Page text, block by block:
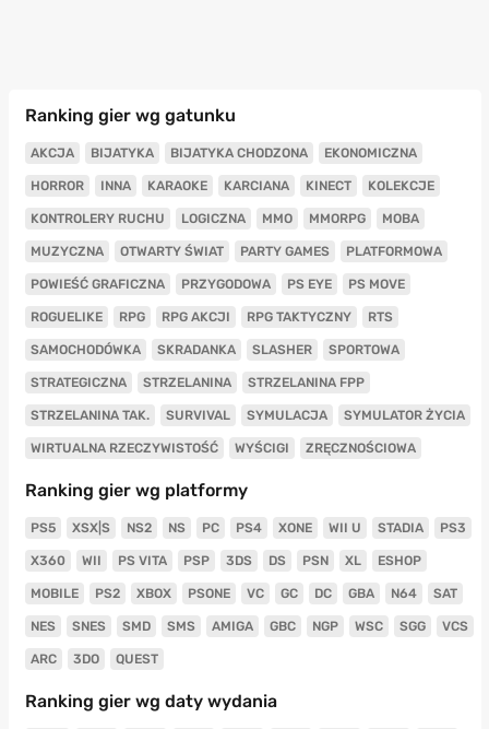
Ranking gier wg gatunku
AKCJA BIJATYKA BIJATYKA CHODZONA EKONOMICZNA
HORROR INNA KARAOKE KARCIANA KINECT KOLEKCJE
KONTROLERY RUCHU LOGICZNA MMO MMORPG MOBA
MUZYCZNA OTWARTY ŚWIAT PARTY GAMES PLATFORMOWA
POWIEŚĆ GRAFICZNA PRZYGODOWA PS EYE PS MOVE
ROGUELIKE RPG RPG AKCJI RPG TAKTYCZNY RTS
SAMOCHODÓWKA SKRADANKA SLASHER SPORTOWA
STRATEGICZNA STRZELANINA STRZELANINA FPP
STRZELANINA TAK. SURVIVAL SYMULACJA SYMULATOR ŻYCIA
WIRTUALNA RZECZYWISTOŚĆ WYŚCIGI ZRĘCZNOŚCIOWA
Ranking gier wg platformy
PS5 XSX|S NS2 NS PC PS4 XONE WII U STADIA PS3
X360 WII PS VITA PSP 3DS DS PSN XL ESHOP
MOBILE PS2 XBOX PSONE VC GC DC GBA N64 SAT
NES SNES SMD SMS AMIGA GBC NGP WSC SGG VCS
ARC 3DO QUEST
Ranking gier wg daty wydania